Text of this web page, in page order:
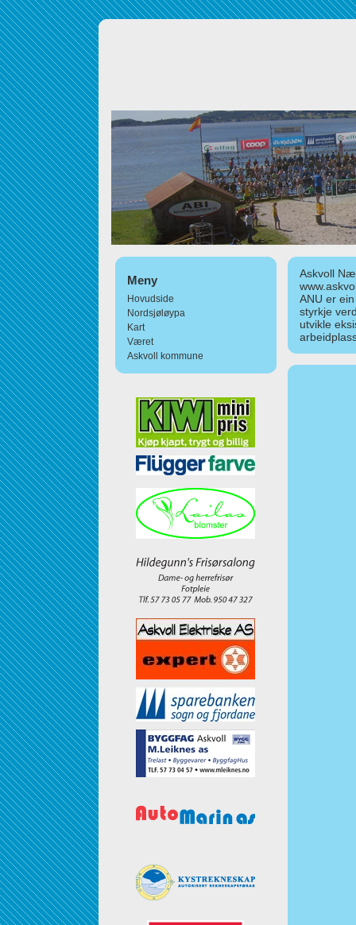
Meny
Hovudside
Nordsjøløypa
Kart
Været
Askvoll kommune
Askvoll
ANU er
styrkje
utvikle